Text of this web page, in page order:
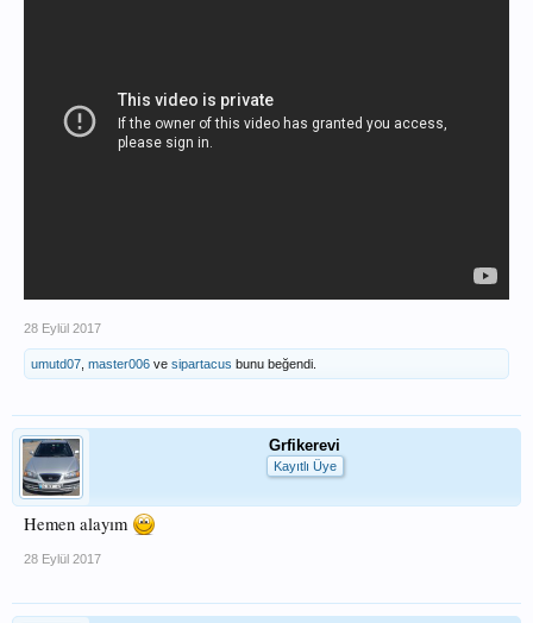
28 Eylül 2017
umutd07 master006 ve sipartacus bunu beğendi.
Grfikerevi
Kayıtlı Üye
Hemen alayım
28 Eylül 2017